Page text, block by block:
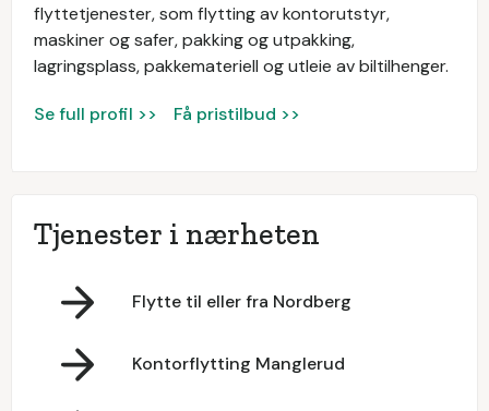
flyttetjenester, som flytting av kontorutstyr,
maskiner og safer, pakking og utpakking,
lagringsplass, pakkemateriell og utleie av biltilhenger.
Se full profil >> Få pristilbud >>
Tjenester i nærheten
Flytte til eller fra Nordberg
Kontorflytting Manglerud